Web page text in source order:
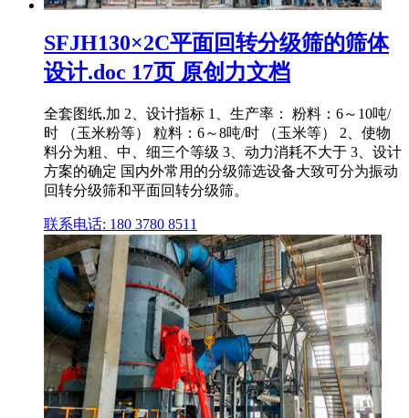
SFJH130×2C平面回转分级筛的筛体
设计.doc 17页 原创力文档
全套图纸,加 2、设计指标 1、生产率： 粉料：6～10吨/
时 （玉米粉等） 粒料：6～8吨/时 （玉米等） 2、使物
料分为粗、中、细三个等级 3、动力消耗不大于 3、设计
方案的确定 国内外常用的分级筛选设备大致可分为振动
回转分级筛和平面回转分级筛。
联系电话: 180 3780 8511